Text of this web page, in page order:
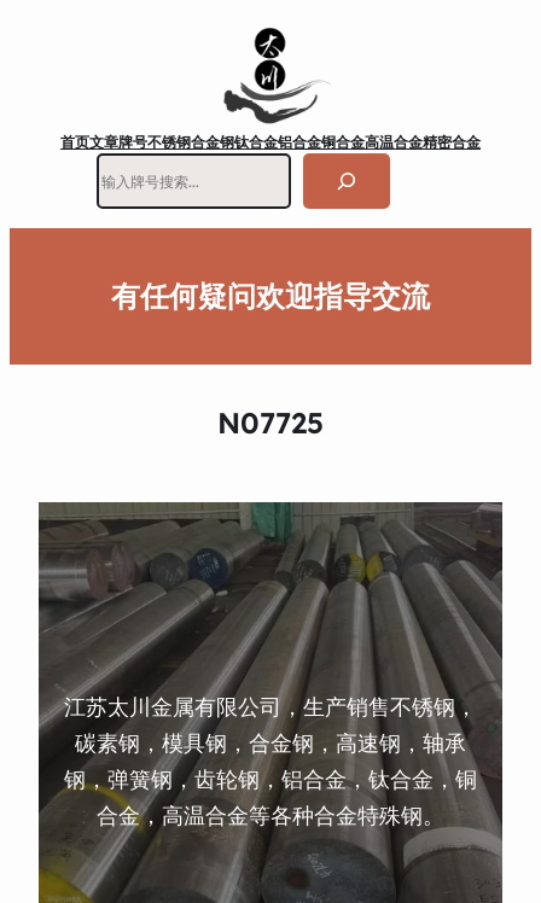
首页文章牌号不锈钢合金钢钛合金铝合金铜合金高温合金精密合金
有任何疑问欢迎指导交流
N07725
江苏太川金属有限公司，生产销售不锈钢，
碳素钢，模具钢，合金钢，高速钢，轴承
钢，弹簧钢，齿轮钢，铝合金，钛合金，铜
合金，高温合金等各种合金特殊钢。